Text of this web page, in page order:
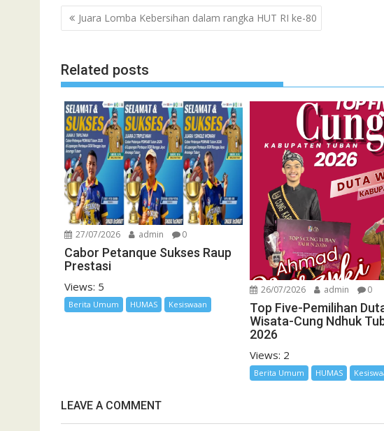
Navigasi
pos
Juara Lomba Kebersihan dalam rangka HUT RI ke-80
Related posts
27/07/2026 admin 0
Cabor Petanque Sukses Raup
Prestasi
Views: 5
Berita Umum HUMAS Kesiswaan
26/07/2026 admin 0
Top Five-Pemilihan
Wisata-Cung Ndhuk
2026
Views: 2
Berita Umum HUMAS
LEAVE A COMMENT